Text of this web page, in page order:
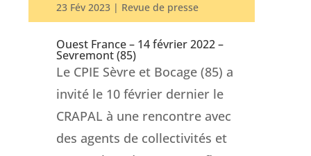
23 Fév 2023| Revue de presse
Ouest France – 14 février 2022 –
Sevremont (85)
Le CPIE Sèvre et Bocage (85) a
invité le 10 février dernier le
CRAPAL à une rencontre avec
des agents de collectivités et